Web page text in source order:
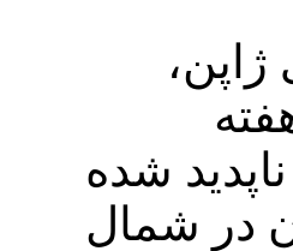
شده
در شمال